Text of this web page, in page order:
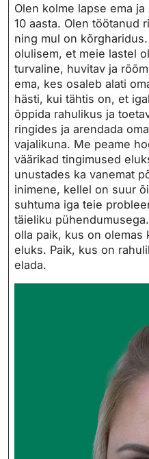
Olen kolme lapse ema
10 aasta. Olen töötanud
ning mul on
olulisem, et meie lastel
turvaline, huvitav ja
ema, kes osaleb alati
hästi, kui tähtis on, et
õppida rahulikus ja
ringides ja arendada
vajalikuna. Me peame
väärikad tingimused
unustades ka vanemat
inimene, kellel on suur
suhtuma iga teie
täieliku
olla paik, kus on olemas
eluks. Paik, kus on
elada.